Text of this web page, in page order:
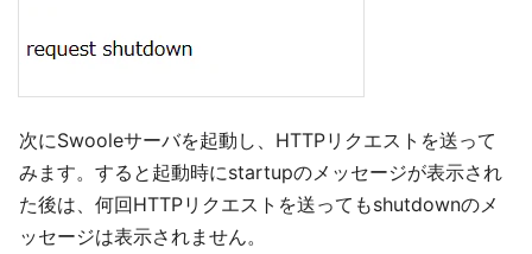
次にSwooleサーバを起動し、HTTPリクエストを送って
みます。すると起動時にstartupのメッセージが表示され
た後は、何回HTTPリクエストを送ってもshutdownのメ
ッセージは表示されません。